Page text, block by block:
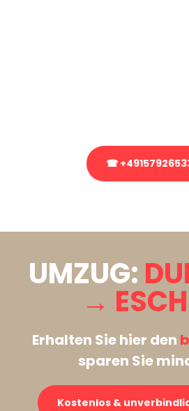
☎
UMZUG:
→
Erhalten Sie hier den
sparen Sie
Kostenlos &